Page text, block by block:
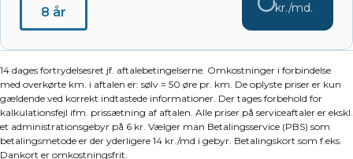
8 år
kr./md.
14 dages fortrydelsesret jf. aftalebetingelserne. Omkostninger i forbindelse
med overkørte km. i aftalen er: sølv = 50 øre pr. km. De oplyste priser er kun
gældende ved korrekt indtastede informationer. Der tages forbehold for
kalkulationsfejl ifm. prissætning af aftalen. Alle priser på serviceaftaler er ekskl.
et administrationsgebyr på 6 kr. Vælger man Betalingsservice (PBS) som
betalingsmetode er der yderligere 14 kr./md i gebyr. Betalingskort som f.eks.
Dankort er omkostningsfrit.